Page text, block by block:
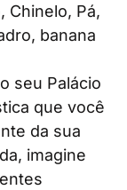
Chinelo, Pá,
banana
seu Palácio
que você
da sua
imagine